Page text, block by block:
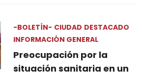
-BOLETÍN- CIUDAD DESTACADO
INFORMACIÓN GENERAL
Preocupación por la
situación sanitaria en un